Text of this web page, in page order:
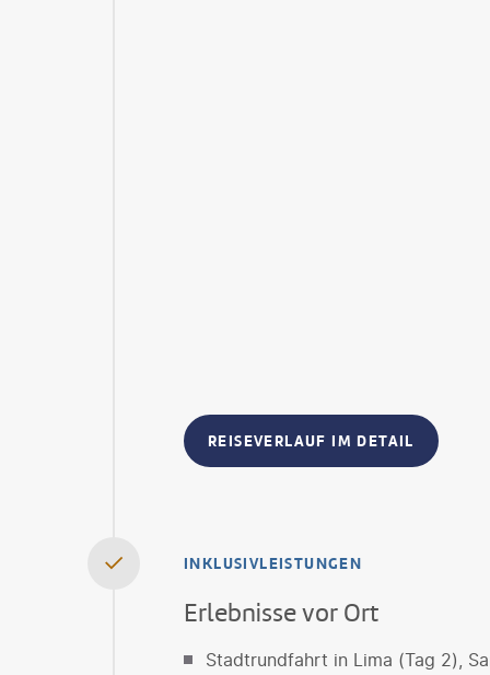
REISEVERLAUF IM DETAIL
INKLUSIVLEISTUNGEN
Erlebnisse vor Ort
Stadtrundfahrt in Lima (Tag 2),